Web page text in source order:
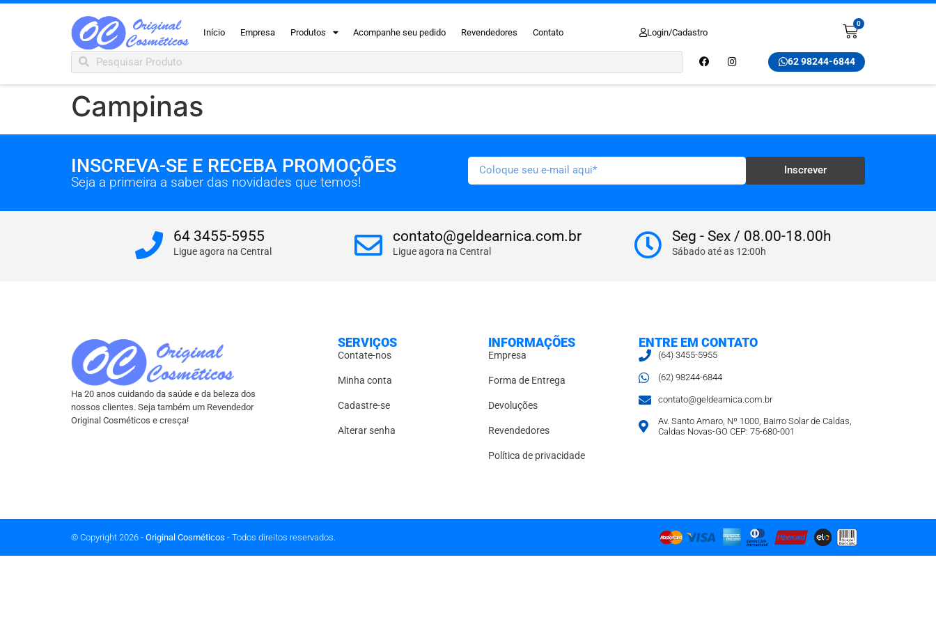
Início Empresa Produtos Acompanhe seu pedido Revendedores Contato Login/Cadastro
0
62 98244-6844
Campinas
INSCREVA-SE E RECEBA PROMOÇÕES
Seja a primeira a saber das novidades que temos!
Inscrever
64 3455-5955
Ligue agora na Central
contato@geldearnica.com.br
Ligue agora na Central
Seg - Sex / 08.00-18.00h
Sábado até as 12:00h
Ha 20 anos cuidando da saúde e da beleza dos
nossos clientes. Seja também um Revendedor
Original Cosméticos e cresça!
SERVIÇOS
Contate-nos
Minha conta
Cadastre-se
Alterar senha
INFORMAÇÕES
Empresa
Forma de Entrega
Devoluções
Revendedores
Política de privacidade
ENTRE EM CONTATO
(64) 3455-5955
(62) 98244-6844
contato@geldearnica.com.br
Av. Santo Amaro, Nº 1000, Bairro Solar de Caldas,
Caldas Novas-GO CEP: 75-680-001
© Copyright 2026 - Original Cosméticos - Todos direitos reservados.